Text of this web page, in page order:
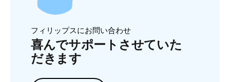
フィリップスにお問い合わせ
喜んでサポートさせていた
だきます